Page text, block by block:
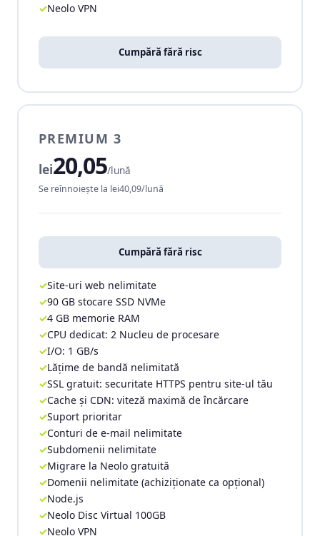
Neolo VPN
Cumpără fără risc
PREMIUM 3
lei20,05/lună
Se reînnoiește la lei40,09/lună
Cumpără fără risc
Site-uri web nelimitate
90 GB stocare SSD NVMe
4 GB memorie RAM
CPU dedicat: 2 Nucleu de procesare
I/O: 1 GB/s
Lățime de bandă nelimitată
SSL gratuit: securitate HTTPS pentru site-ul tău
Cache și CDN: viteză maximă de încărcare
Suport prioritar
Conturi de e-mail nelimitate
Subdomenii nelimitate
Migrare la Neolo gratuită
Domenii nelimitate (achiziționate ca opțional)
Node.js
Neolo Disc Virtual 100GB
Neolo VPN